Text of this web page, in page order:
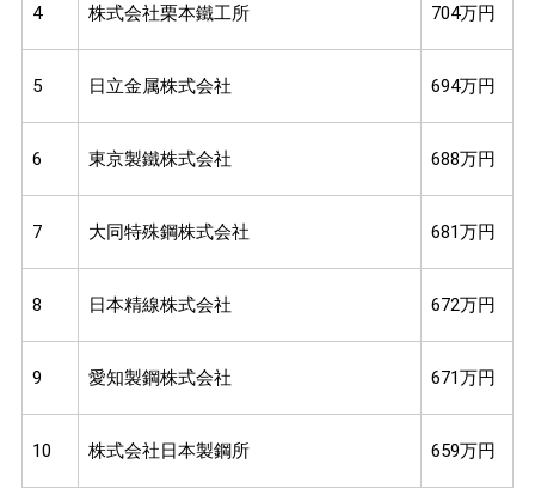
4 株式会社栗本鐵工所 704万円
5 日立金属株式会社 694万円
6 東京製鐵株式会社 688万円
7 大同特殊鋼株式会社 681万円
8 日本精線株式会社 672万円
9 愛知製鋼株式会社 671万円
10 株式会社日本製鋼所 659万円